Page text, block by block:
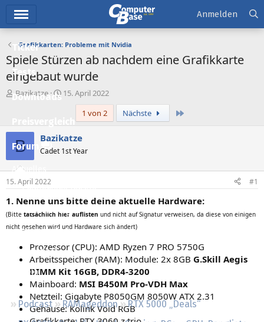
Ticker
Tests
Downloads
Forum
Aktuelles
Empfohlene Inhalte
Neue Beiträge
Neueste Aktivitäten
Leserartikel
Regeln
Podcast RAMageddon
RTX 5000 „Deals“
Anmelden
Grafikkarten: Probleme mit Nvidia
Spiele Stürzen ab nachdem eine Grafikkarte
eingebaut wurde
E
t
e
l
e
Bazikatze
E
t
e
l
m
15. April 2022
1 von 2
Nächste
B Bazikatze
Cadet 1st Year
15. April 2022 #1
1. Nenne uns bitte deine aktuelle Hardware:
(Bitte tatsächlich hier auflisten und nicht auf Signatur verweisen, da diese von einigen
nicht gesehen wird und Hardware sich ändert)
Prozessor (CPU): AMD Ryzen 7 PRO 5750G
Arbeitsspeicher (RAM): Module: 2x 8GB G.Skill Aegis
DIMM Kit 16GB, DDR4-3200
Mainboard: MSI B450M Pro-VDH Max
Netzteil: Gigabyte P8050GM 8050W ATX 2.31
Gehäuse: Kolink Void RGB